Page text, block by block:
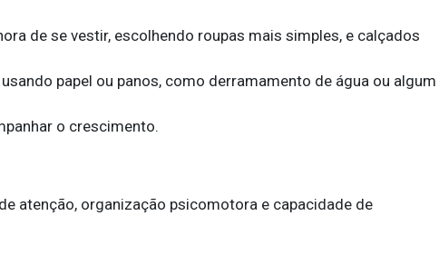
de se vestir, escolhendo roupas mais simples, e calçados
papel ou panos, como derramamento de água ou algum
o crescimento.
atenção, organização psicomotora e capacidade de